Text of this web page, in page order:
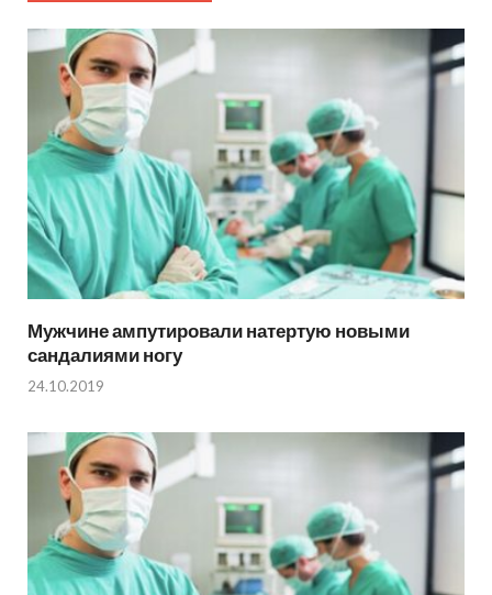
Мужчине ампутировали натертую новыми
сандалиями ногу
24.10.2019